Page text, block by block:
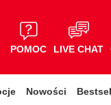
POMOC LIVE CHAT
Nowości